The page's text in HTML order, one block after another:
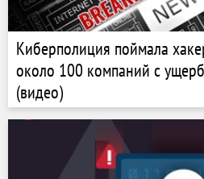
Киберполиция поймала
около 100 компаний с
(видео)